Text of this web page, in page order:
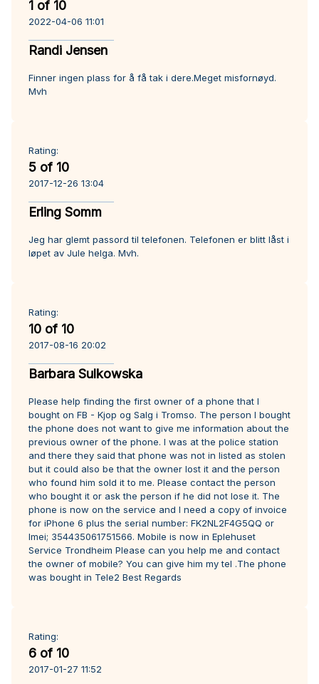
1 of 10
2022-04-06 11:01
Randi Jensen
Finner ingen plass for å få tak i dere.Meget misfornøyd.
Mvh
Rating:
5 of 10
2017-12-26 13:04
Erling Somm
Jeg har glemt passord til telefonen. Telefonen er blitt låst i
løpet av Jule helga. Mvh.
Rating:
10 of 10
2017-08-16 20:02
Barbara Sulkowska
Please help finding the first owner of a phone that I
bought on FB - Kjop og Salg i Tromso. The person I bought
the phone does not want to give me information about the
previous owner of the phone. I was at the police station
and there they said that phone was not in listed as stolen
but it could also be that the owner lost it and the person
who found him sold it to me. Please contact the person
who bought it or ask the person if he did not lose it. The
phone is now on the service and I need a copy of invoice
for iPhone 6 plus the serial number: FK2NL2F4G5QQ or
Imei; 354435061751566. Mobile is now in Eplehuset
Service Trondheim Please can you help me and contact
the owner of mobile? You can give him my tel .The phone
was bought in Tele2 Best Regards
Rating:
6 of 10
2017-01-27 11:52